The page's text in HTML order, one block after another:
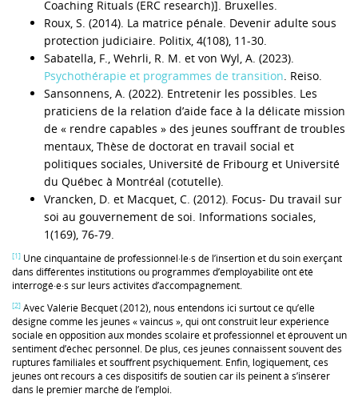
Coaching Rituals (ERC research)]. Bruxelles.
Roux, S. (2014). La matrice pénale. Devenir adulte sous
protection judiciaire. Politix, 4(108), 11‑30.
Sabatella, F., Wehrli, R. M. et von Wyl, A. (2023).
Psychothérapie et programmes de transition. Reiso.
Sansonnens, A. (2022). Entretenir les possibles. Les
praticiens de la relation d’aide face à la délicate mission
de « rendre capables » des jeunes souffrant de troubles
mentaux, Thèse de doctorat en travail social et
politiques sociales, Université de Fribourg et Université
du Québec à Montréal (cotutelle).
Vrancken, D. et Macquet, C. (2012). Focus- Du travail sur
soi au gouvernement de soi. Informations sociales,
1(169), 76‑79.
[1] Une cinquantaine de professionnel·le·s de l’insertion et du soin exerçant
dans différentes institutions ou programmes d’employabilité ont été
interrogé·e·s sur leurs activités d’accompagnement.
[2] Avec Valérie Becquet (2012), nous entendons ici surtout ce qu’elle
désigne comme les jeunes « vaincus », qui ont construit leur expérience
sociale en opposition aux mondes scolaire et professionnel et éprouvent un
sentiment d’échec personnel. De plus, ces jeunes connaissent souvent des
ruptures familiales et souffrent psychiquement. Enfin, logiquement, ces
jeunes ont recours à ces dispositifs de soutien car ils peinent à s’insérer
dans le premier marché de l’emploi.